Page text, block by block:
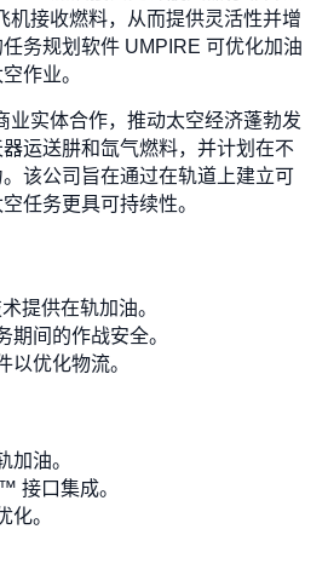
机接收燃料，从而提供灵活性并增
务规划软件 UMPIRE 可优化加油
作业。
业实体合作，推动太空经济蓬勃发
运送肼和氙气燃料，并计划在不
该公司旨在通过在轨道上建立可
任务更具可持续性。
提供在轨加油。
期间的作战安全。
以优化物流。
加油。
接口集成。
化。